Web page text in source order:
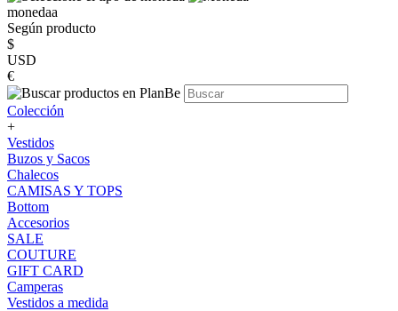
monedaa
Según producto
$
USD
€
Colección
+
Vestidos
Buzos y Sacos
Chalecos
CAMISAS Y TOPS
Bottom
Accesorios
SALE
COUTURE
GIFT CARD
Camperas
Vestidos a medida